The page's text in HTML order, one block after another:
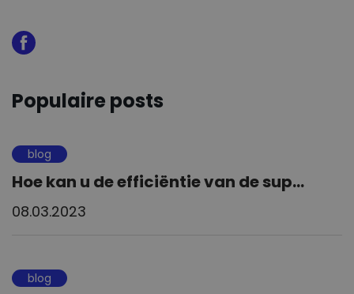
Populaire posts
blog
Hoe kan u de efficiëntie van de sup...
08.03.2023
blog